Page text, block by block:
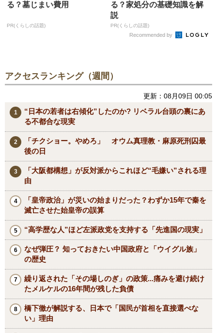
る？墓じまい費用
PR(くらしの話題)
る？家処分の基礎知識を解
説
PR(くらしの話題)
Recommended by
アクセスランキング（週間）
更新：08月09日 00:05
“日本の若者は右傾化”したのか? リベラル台頭の裏にあ
る不都合な現実
「チクショー。やめろ」 オウム真理教・麻原死刑囚最
後の日
「大阪都構想」が反対派からこれほど“毛嫌い”される理
由
「皇帝政治」が災いの始まりだった？わずか15年で秦を
滅亡させた始皇帝の誤算
“高学歴な人”ほど左派政党を支持する「先進国の現実」
なぜ弾圧？ 知っておきたい中国政府と「ウイグル族」
の歴史
繰り返された「その場しのぎ」の政策...痛みを避け続け
たメルケルの16年間が残した負債
橋下徹が解説する、日本で「国民が首相を直接選べな
い」理由